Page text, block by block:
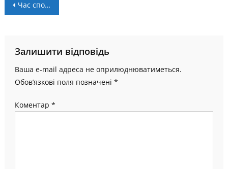
Навігація
Час спорту: випуск від 12 листопада
Залишити відповідь
Ваша e-mail адреса не оприлюднюватиметься.
Обов’язкові поля позначені *
Коментар *